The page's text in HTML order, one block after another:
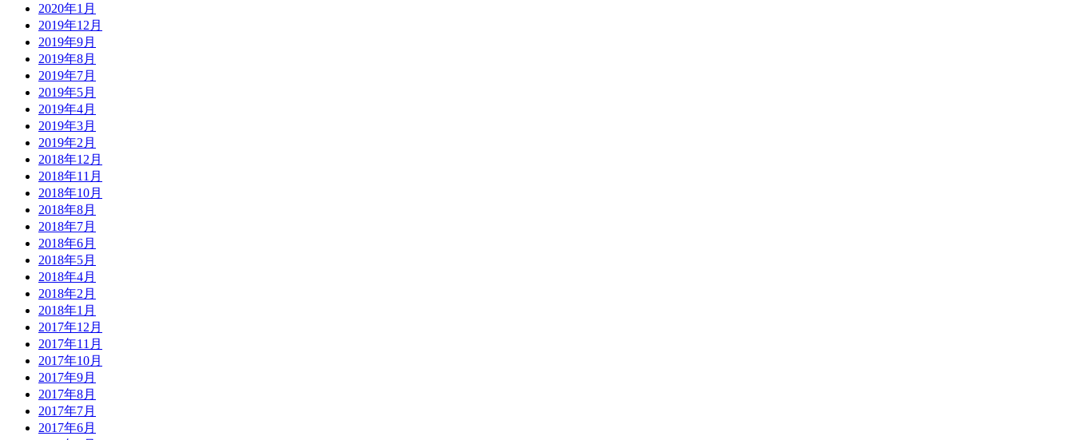
2020年1月
2019年12月
2019年9月
2019年8月
2019年7月
2019年5月
2019年4月
2019年3月
2019年2月
2018年12月
2018年11月
2018年10月
2018年8月
2018年7月
2018年6月
2018年5月
2018年4月
2018年2月
2018年1月
2017年12月
2017年11月
2017年10月
2017年9月
2017年8月
2017年7月
2017年6月